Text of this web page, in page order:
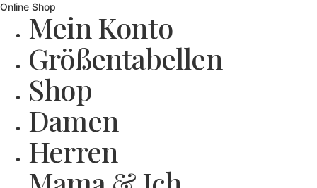
Online Shop
Mein Konto
Größentabellen
Shop
Damen
Herren